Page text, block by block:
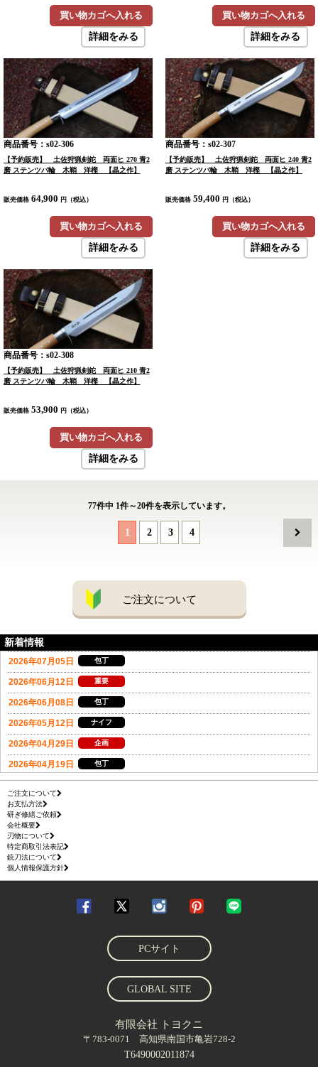
買い物カゴへ入れる
詳細をみる
買い物カゴへ入れる
詳細をみる
商品番号：s02-306
【予約販売】 土佐狩猟剣鉈 両面ヒ 270 青2
磨 ステンツバ輪 木鞘 洋樫 【晶之作】
販売価格 64,900 円（税込）
買い物カゴへ入れる
詳細をみる
商品番号：s02-307
【予約販売】 土佐狩猟剣鉈 両面ヒ 240 青2
磨 ステンツバ輪 木鞘 洋樫 【晶之作】
販売価格 59,400 円（税込）
買い物カゴへ入れる
詳細をみる
商品番号：s02-308
【予約販売】 土佐狩猟剣鉈 両面ヒ 210 青2
磨 ステンツバ輪 木鞘 洋樫 【晶之作】
販売価格 53,900 円（税込）
買い物カゴへ入れる
詳細をみる
77件中 1件～20件を表示しています。
1 2 3 4
ご注文について
新着情報
ご注文について
お支払方法
研ぎ修繕ご依頼
会社概要
刃物について
特定商取引法表記
銃刀法について
個人情報保護方針
PCサイト
GLOBAL SITE
有限会社 トヨクニ
〒783-0071 高知県南国市亀岩728-2
T6490002011874